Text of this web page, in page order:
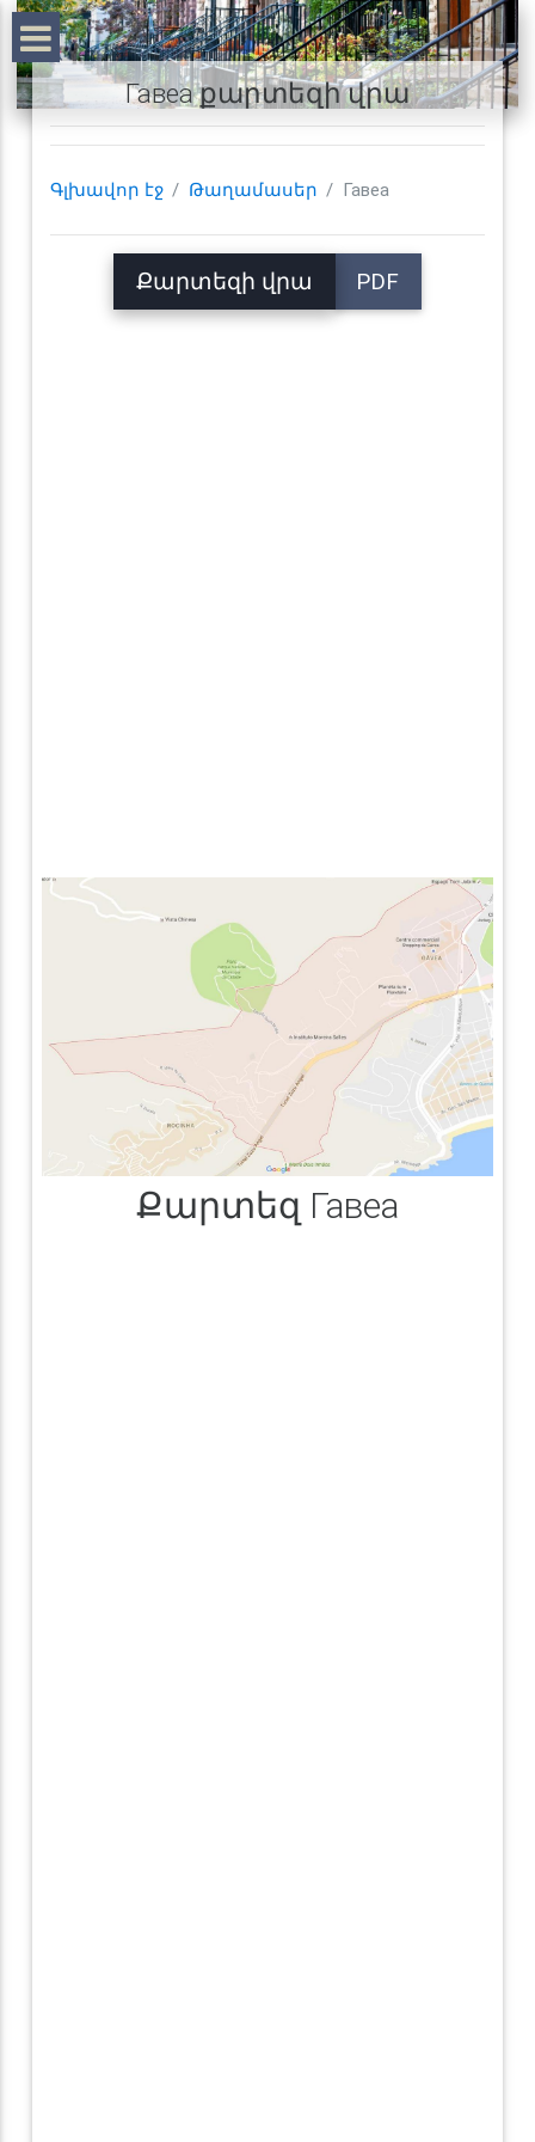
Гавеа քարտեզի վրա
Գլխավոր էջ Թաղամասեր Гавеа
Քարտեզի վրա PDF
Քարտեզ Гавеа